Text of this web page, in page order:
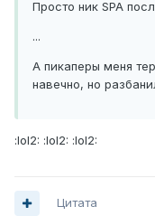
Просто ник SPA
...
А пикаперы меня
навечно, но
:lol2: :lol2: :lol2:
Цитата